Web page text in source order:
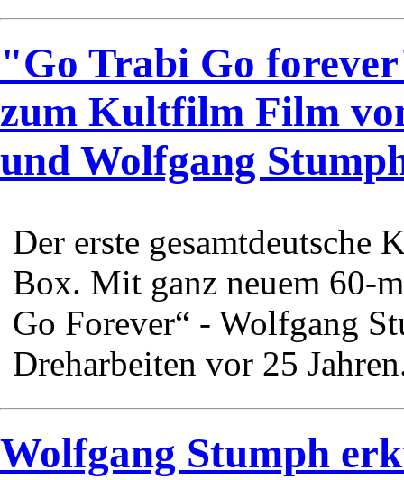
"Go Trabi Go
zum Kultfilm Film
und Wolfgang
Der erste
Box. Mit ganz neuem 60-
Go Forever“ - Wolfgang
Dreharbeiten vor 25
Wolfgang Stumph